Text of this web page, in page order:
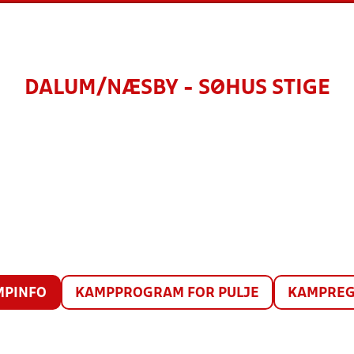
DALUM/NÆSBY - SØHUS STIGE
KAMPPROGRAM FOR PULJE